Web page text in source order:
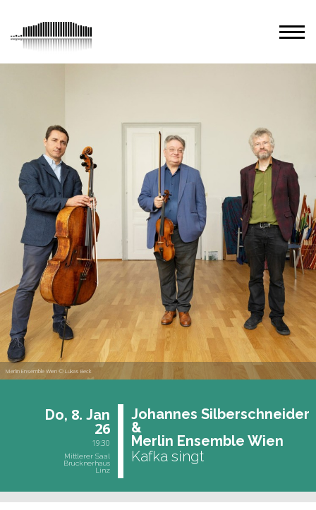
Merlin Ensemble Wien © Lukas Beck
Do, 8. Jan
26
19:30
Mittlerer Saal
Brucknerhaus
Linz
Jo­han­nes Sil­ber­schnei­der
&
Mer­lin En­sem­ble Wien
Kafka singt